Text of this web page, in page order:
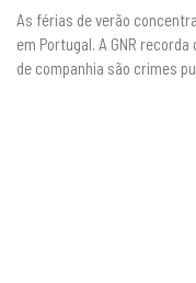
As férias de verão
em Portugal. A GNR
de companhia são crimes